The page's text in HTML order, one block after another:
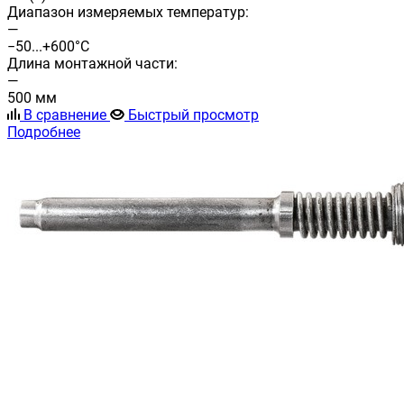
Диапазон измеряемых температур:
—
−50...+600°С
Длина монтажной части:
—
500 мм
В сравнение
Быстрый просмотр
Подробнее